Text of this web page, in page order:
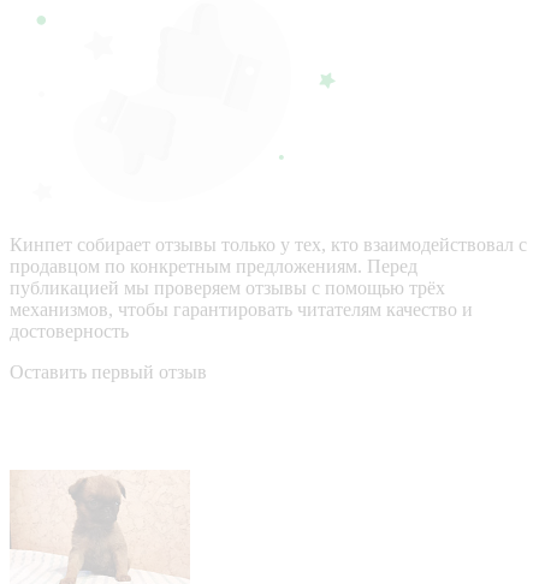
Кинпет собирает отзывы только у тех, кто взаимодействовал с
продавцом по конкретным предложениям. Перед
публикацией мы проверяем отзывы с помощью трёх
механизмов, чтобы гарантировать читателям качество и
достоверность
Оставить первый отзыв